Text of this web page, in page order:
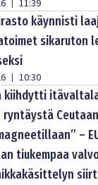
11:39
käynnisti
sikaruton
| 10:30
kiihdytti
ryntäystä
–
tiukempaa